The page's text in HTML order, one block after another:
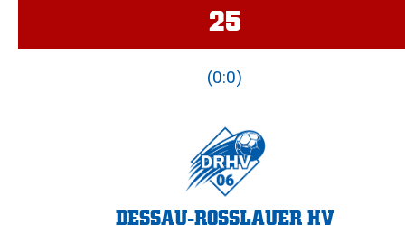
DESSAU-ROSSLAUER HV
25
(0:0)